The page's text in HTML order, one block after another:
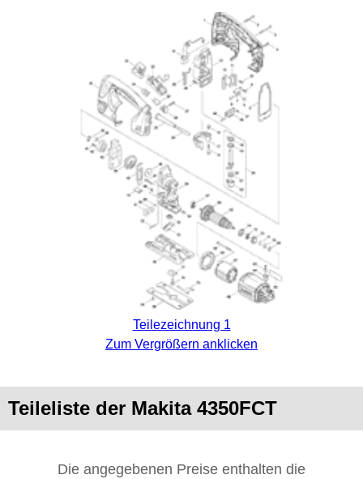
Teilezeichnung 1
Zum Vergrößern anklicken
Teileliste der Makita 4350FCT
Die angegebenen Preise enthalten die